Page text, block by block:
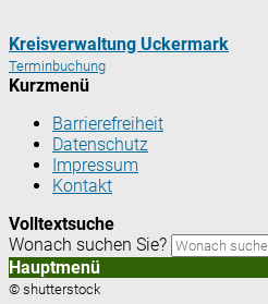
Kreisverwaltung Uckermark
Terminbuchung
Kurzmenü
Barrierefreiheit
Datenschutz
Impressum
Kontakt
Volltextsuche
Wonach suchen Sie?
Hauptmenü
© shutterstock